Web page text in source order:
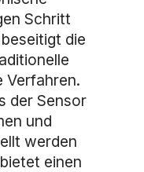
Schritt
die
Verfahren.
der Sensor
und
werden
einen